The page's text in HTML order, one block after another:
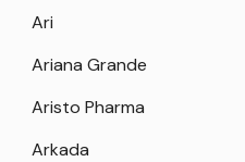
Ari
Ariana Grande
Aristo Pharma
Arkada